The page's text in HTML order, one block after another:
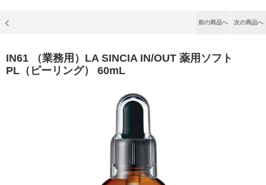
次の商品へ
前の商品へ
IN61 （業務用）LA SINCIA IN/OUT 薬用ソフト
PL（ピーリング） 60mL